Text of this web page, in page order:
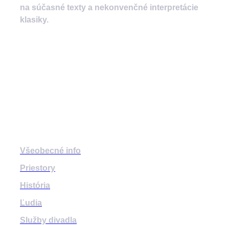
na súčasné texty a nekonvenčné interpretácie
klasiky.
Všeobecné info
Priestory
História
Ľudia
Služby divadla